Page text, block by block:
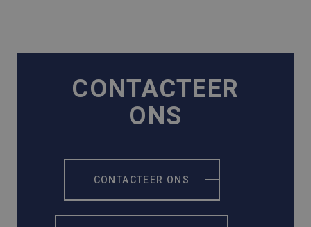
CONTACTEER
ONS
CONTACTEER ONS